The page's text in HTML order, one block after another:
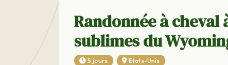
Randonnée à cheval
sublimes du
5 jours Etats-Unis